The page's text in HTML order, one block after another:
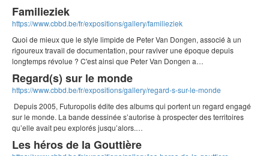
Familieziek
https://www.cbbd.be/fr/expositions/gallery/familieziek
Quoi de mieux que le style limpide de Peter Van Dongen, associé à un
rigoureux travail de documentation, pour raviver une époque depuis
longtemps révolue ? C'est ainsi que Peter Van Dongen a…
Regard(s) sur le monde
https://www.cbbd.be/fr/expositions/gallery/regard-s-sur-le-monde
Depuis 2005, Futuropolis édite des albums qui portent un regard engagé
sur le monde. La bande dessinée s’autorise à prospecter des territoires
qu’elle avait peu explorés jusqu’alors.…
Les héros de la Gouttière